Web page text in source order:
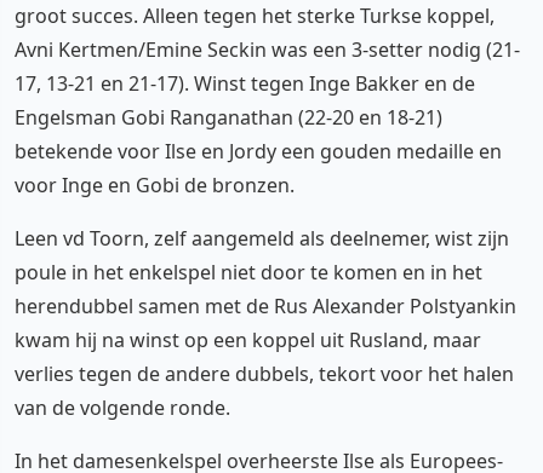
groot succes. Alleen tegen het sterke Turkse koppel,
Avni Kertmen/Emine Seckin was een 3-setter nodig (21-
17, 13-21 en 21-17). Winst tegen Inge Bakker en de
Engelsman Gobi Ranganathan (22-20 en 18-21)
betekende voor Ilse en Jordy een gouden medaille en
voor Inge en Gobi de bronzen.
Leen vd Toorn, zelf aangemeld als deelnemer, wist zijn
poule in het enkelspel niet door te komen en in het
herendubbel samen met de Rus Alexander Polstyankin
kwam hij na winst op een koppel uit Rusland, maar
verlies tegen de andere dubbels, tekort voor het halen
van de volgende ronde.
In het damesenkelspel overheerste Ilse als Europees-